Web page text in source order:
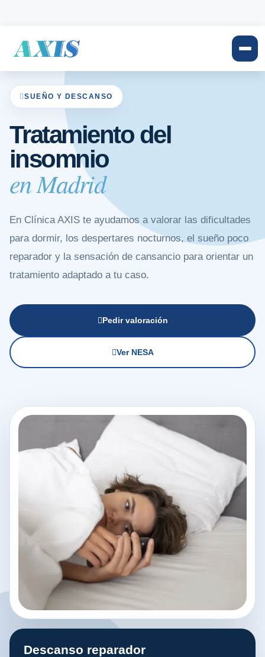
SUEÑO Y DESCANSO
Tratamiento del
insomnio
en Madrid
En Clínica AXIS te ayudamos a valorar las dificultades
para dormir, los despertares nocturnos, el sueño poco
reparador y la sensación de cansancio para orientar un
tratamiento adaptado a tu caso.
Pedir valoración
Ver NESA
Descanso reparador